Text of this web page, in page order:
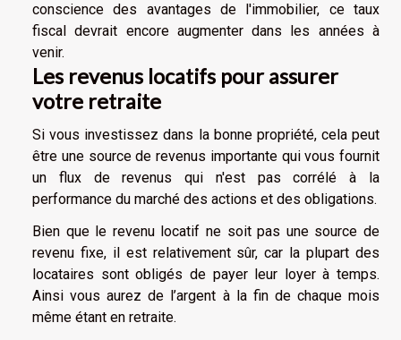
conscience des avantages de l'immobilier, ce taux
fiscal devrait encore augmenter dans les années à
venir.
Les revenus locatifs pour assurer
votre retraite
Si vous investissez dans la bonne propriété, cela peut
être une source de revenus importante qui vous fournit
un flux de revenus qui n'est pas corrélé à la
performance du marché des actions et des obligations.
Bien que le revenu locatif ne soit pas une source de
revenu fixe, il est relativement sûr, car la plupart des
locataires sont obligés de payer leur loyer à temps.
Ainsi vous aurez de l’argent à la fin de chaque mois
même étant en retraite.